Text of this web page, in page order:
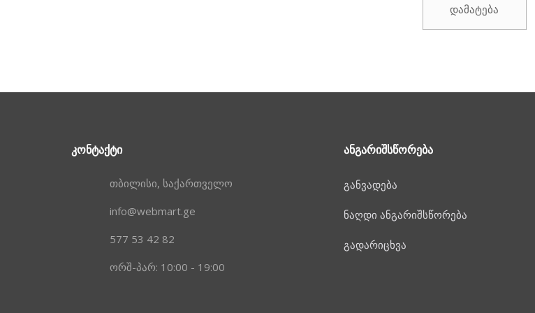
₾299.00.
დამატება
ᲙᲝᲜᲢᲐᲥᲢᲘ
თბილისი, საქართველო
info@webmart.ge
577 53 42 82
ორშ-პარ: 10:00 - 19:00
ᲐᲜᲒᲐᲠᲘᲨᲡᲬᲝᲠᲔᲑᲐ
განვადება
ნაღდი ანგარიშსწორება
გადარიცხვა